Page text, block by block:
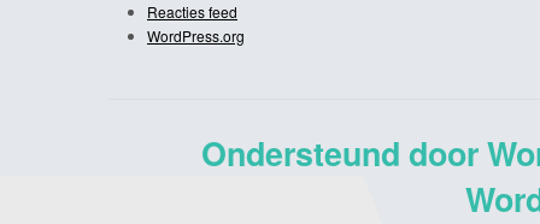
Reacties feed
WordPress.org
Ondersteund door